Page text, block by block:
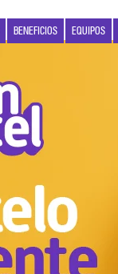
BENEFICIOS EQUIPOS